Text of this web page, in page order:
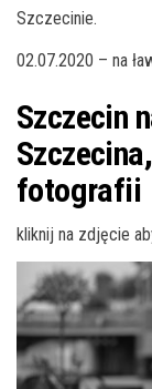
Szczecinie.
02.07.2020 – na
Szczecin
fotografii
kliknij na zdjęcie